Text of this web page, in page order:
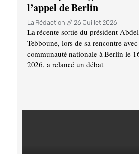
l’appel de Berlin
La Rédaction 26 Juillet 2026
La récente sortie du président
Tebboune, lors de sa rencontre
communauté nationale à Berlin le
2026, a relancé un débat